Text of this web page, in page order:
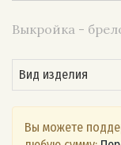
Выкройка -
Вид изделия
Вы можете